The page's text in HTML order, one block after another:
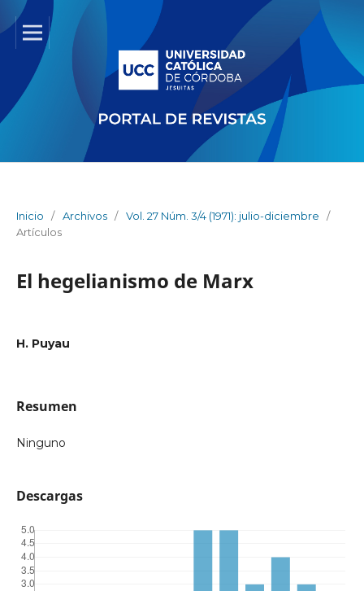
Inicio / Archivos / Vol. 27 Núm. 3/4 (1971): julio-diciembre
/
Artículos
El hegelianismo de Marx
H. Puyau
Resumen
Ninguno
Descargas